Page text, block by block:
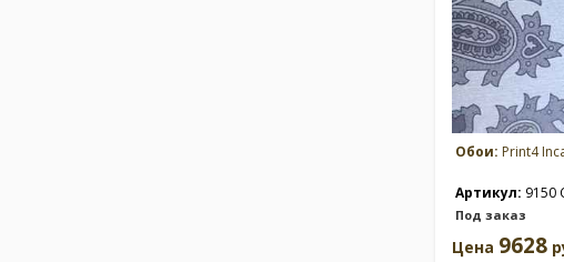
Обои: Print4
Артикул: 9150
Под заказ
Цена 9628